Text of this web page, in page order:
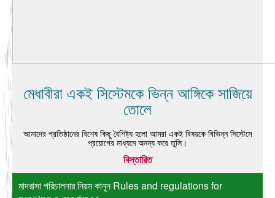
মেধাবীরা একই সিস্টেমকে ভিন্ন আঙ্গিকে সাজিয়ে
তোলে
আমাদের প্রতিষ্ঠানের বিশেষ কিছু বৈশিষ্ট্য হলো আমরা একই বিষয়কে বিভিন্ন সিস্টেমে
প্রয়োগের মাধ্যমে অনন্য করে তুলি।
বিস্তারিত
মাদরাসা পরিচালনার নিয়ম কানুন Rules and regulations for